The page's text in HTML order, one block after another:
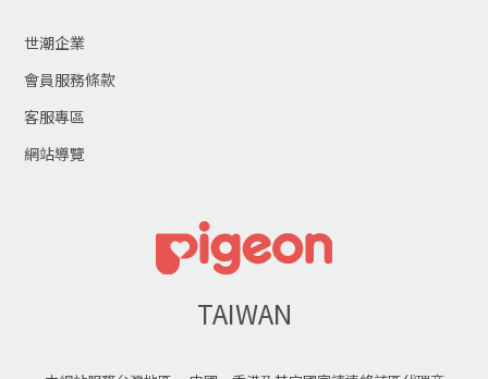
世潮企業
會員服務條款
客服專區
網站導覽
TAIWAN